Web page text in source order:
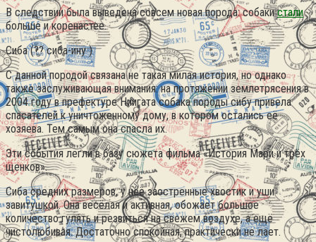
В следствии была выведена совсем новая порода: собакистали
больше и коренастее.
Сиба (?? сиба-ину )
С данной породой связана не такая милая история, но однако
также заслуживающая внимания: на протяжении землетрясения в
2004 году в префектуре Ниигата собака породы сибу привела
спасателей к уничтоженному дому, в котором остались её
хозяева. Тем самым она спасла их.
Эти события легли в базу сюжета фильма «История Мари и трёх
щенков».
Сиба средних размеров, у неё заостренные хвостик и уши
завитушкой. Она весёлая и активная, обожает большое
количество гулять и резвиться на свежем воздухе, а ещё
чистолюбивая. Достаточно спокойная, практически не лает.